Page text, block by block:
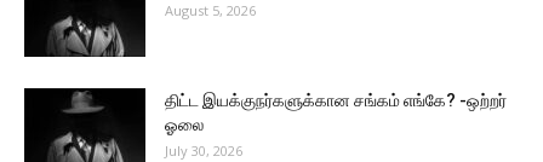
August 5, 2026
திட்ட இயக்குநர்களுக்கான சங்கம் எங்கே? -ஒற்றர்
ஓலை
July 30, 2026